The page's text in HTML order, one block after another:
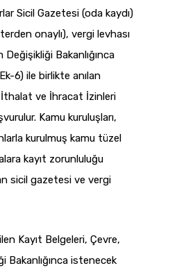
Sicil Gazetesi (oda kaydı)
onaylı), vergi levhası
Bakanlığınca
6) ile birlikte anılan
İthalat ve İhracat İzinleri
Kamu kuruluşları,
kurulmuş kamu tüzel
kayıt zorunluluğu
sicil gazetesi ve vergi
Kayıt Belgeleri, Çevre,
Bakanlığınca istenecek